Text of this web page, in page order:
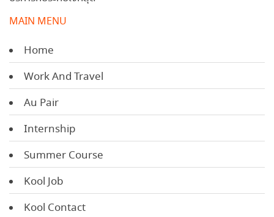
MAIN MENU
Home
Work And Travel
Au Pair
Internship
Summer Course
Kool Job
Kool Contact